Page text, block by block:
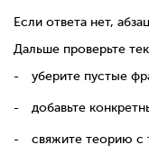
Если ответа нет,
Дальше проверьте
уберите пустые
добавьте
свяжите теорию с